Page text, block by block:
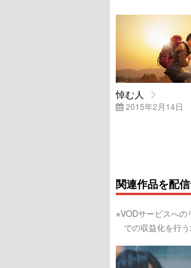
悼む人
2015年2月14日
関連作品を配
※VODサービスへ
での収益化を行う